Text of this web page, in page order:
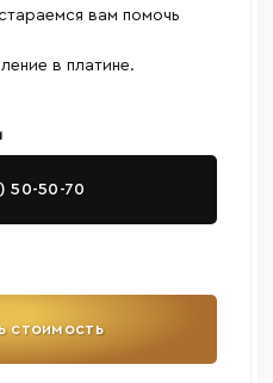
вам помочь
в платине.
50-50-70
стоимость